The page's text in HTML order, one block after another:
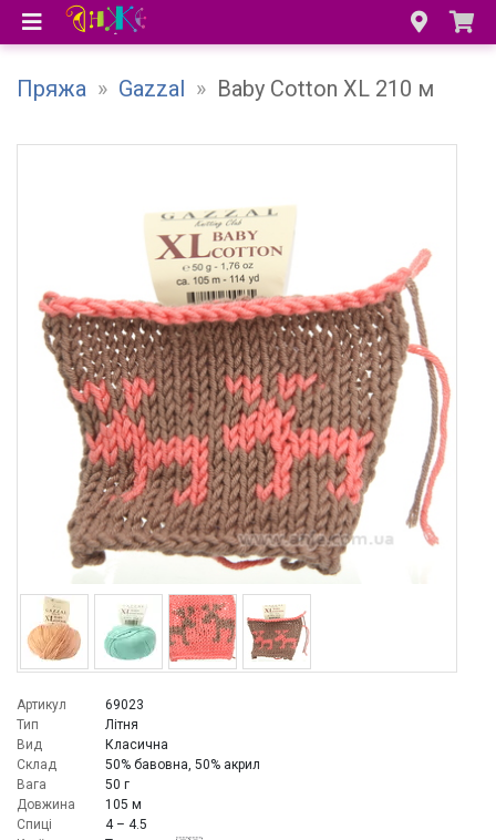
Пряжа » Gazzal » Baby Cotton XL 210 м
Артикул
69023
Тип
Літня
Вид
Класична
Склад
50% бавовна, 50% акрил
Вага
50 г
Довжина
105 м
Спиці
4 – 4.5